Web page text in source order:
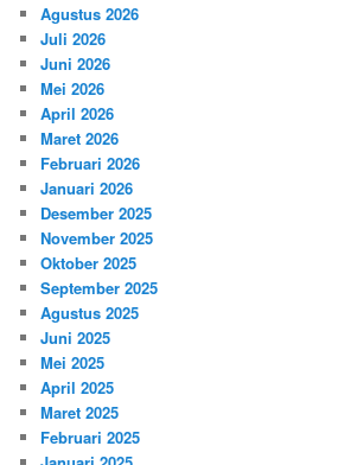
Agustus 2026
Juli 2026
Juni 2026
Mei 2026
April 2026
Maret 2026
Februari 2026
Januari 2026
Desember 2025
November 2025
Oktober 2025
September 2025
Agustus 2025
Juni 2025
Mei 2025
April 2025
Maret 2025
Februari 2025